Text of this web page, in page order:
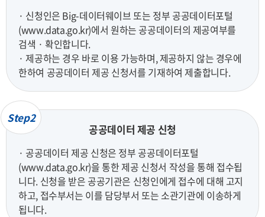
· 신청인은 Big-데이터웨이브 또는 정부 공공데이터포털
(www.data.go.kr)에서 원하는 공공데이터의 제공여부를
검색 · 확인합니다.
· 제공하는 경우 바로 이용 가능하며, 제공하지 않는 경우에
한하여 공공데이터 제공 신청서를 기재하여 제출합니다.
Step2
공공데이터 제공 신청
· 공공데이터 제공 신청은 정부 공공데이터포털
(www.data.go.kr)을 통한 제공 신청서 작성을 통해 접수됩
니다. 신청을 받은 공공기관은 신청인에게 접수에 대해 고지
하고, 접수부서는 이를 담당부서 또는 소관기관에 이송하게
됩니다.